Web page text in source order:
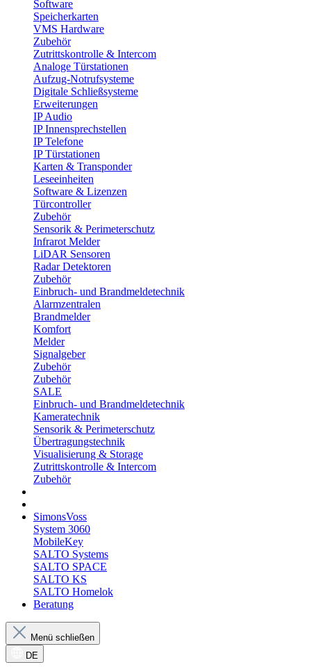
Software
Speicherkarten
VMS Hardware
Zubehör
Zutrittskontrolle & Intercom
Analoge Türstationen
Aufzug-Notrufsysteme
Digitale Schließsysteme
Erweiterungen
IP Audio
IP Innensprechstellen
IP Telefone
IP Türstationen
Karten & Transponder
Leseeinheiten
Software & Lizenzen
Türcontroller
Zubehör
Sensorik & Perimeterschutz
Infrarot Melder
LiDAR Sensoren
Radar Detektoren
Zubehör
Einbruch- und Brandmeldetechnik
Alarmzentralen
Brandmelder
Komfort
Melder
Signalgeber
Zubehör
Zubehör
SALE
Einbruch- und Brandmeldetechnik
Kameratechnik
Sensorik & Perimeterschutz
Übertragungstechnik
Visualisierung & Storage
Zutrittskontrolle & Intercom
Zubehör
SimonsVoss
System 3060
MobileKey
SALTO Systems
SALTO SPACE
SALTO KS
SALTO Homelok
Beratung
Menü schließen
DE